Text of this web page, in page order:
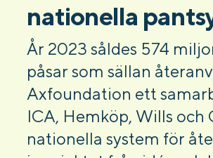
nationella
År 2023 såldes 574
påsar som sällan
Axfoundation ett
ICA, Hemköp, Wills och
nationella system för